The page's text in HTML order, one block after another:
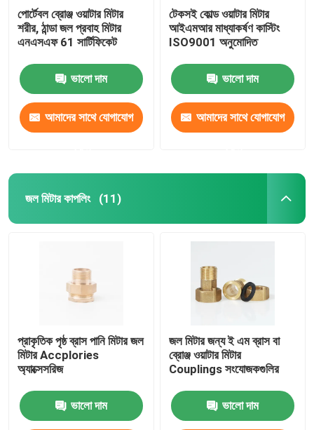
পোর্টেবল ব্রোঞ্জ ওয়াটার মিটার
শরীর, ঠান্ডা জল প্রবাহ মিটার
এনএসএফ 61 সার্টিফিকেট
ভালো দাম
আমাদের সাথে যোগাযোগ
টেকসই কোল্ড ওয়াটার মিটার
আইএমআর মাধ্যাকর্ষণ কাস্টিং
ISO9001 অনুমোদিত
ভালো দাম
আমাদের সাথে যোগাযোগ
জল মিটার কাপলিং (11)
প্রাকৃতিক পৃষ্ঠ ব্রাস পানি মিটার জল
মিটার Accplories
অ্যাক্সেসরিজ
ভালো দাম
জল মিটার জন্য ই এম ব্রাস বা
ব্রোঞ্জ ওয়াটার মিটার
Couplings সংযোজকগুলির
ভালো দাম